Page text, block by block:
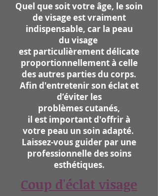
Quel que soit votre âge, le soin
de visage est vraiment
indispensable, car la peau
du visage
est particulièrement délicate
proportionnellement à celle
des autres parties du corps.
Afin d'entretenir son éclat et
d’éviter les
problèmes cutanés,
il est important d'offrir à
votre peau un soin adapté.
Laissez-vous guider par une
professionnelle des soins
esthétiques.
Coup d'éclat visage